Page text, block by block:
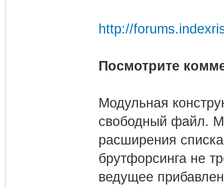
http://
Посмотрите
Модульная
свободный файл.
расширения
брутфорсинга не
ведущее